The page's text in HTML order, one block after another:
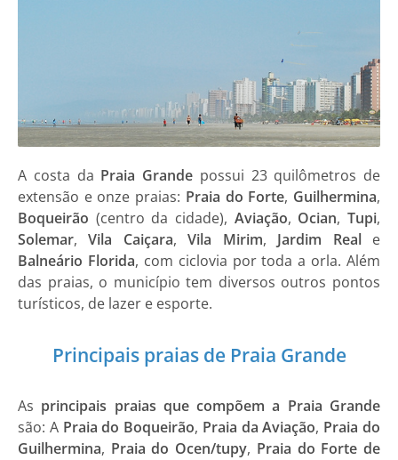
A costa da Praia Grande possui 23 quilômetros de
extensão e onze praias: Praia do Forte, Guilhermina,
Boqueirão (centro da cidade), Aviação, Ocian,Tupi,
Solemar,Vila Caiçara, Vila Mirim, Jardim Real e
Balneário Florida, com ciclovia por toda a orla. Além
das praias, o município tem diversos outros pontos
turísticos, de lazer e esporte.
Principais praias de Praia Grande
As principais praias que compõem a Praia Grande
são: A Praia do Boqueirão, Praia da Aviação, Praia do
Guilhermina, Praia do Ocen/tupy, Praia do Forte de